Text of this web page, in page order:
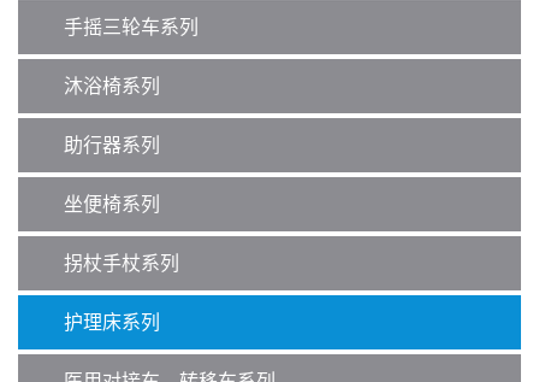
手摇三轮车系列
沐浴椅系列
助行器系列
坐便椅系列
拐杖手杖系列
护理床系列